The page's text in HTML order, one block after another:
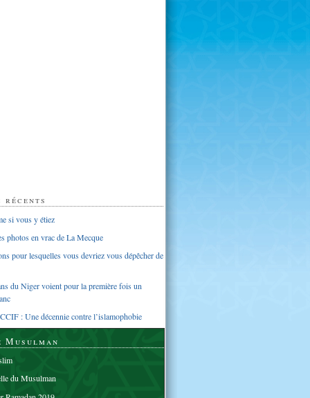
si vous y étiez
photos en vrac de La Mecque
pour lesquelles vous devriez vous dépêcher de
du Niger voient pour la première fois un
: Une décennie contre l’islamophobie
Musulman
du Musulman